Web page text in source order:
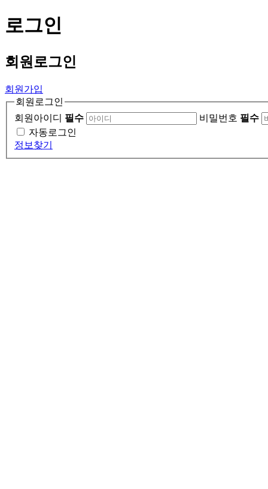
로그인
회원 로그인
회원가입
회원로그인
회원아이디 필수 비밀번호 필수
자동로그인
정보찾기